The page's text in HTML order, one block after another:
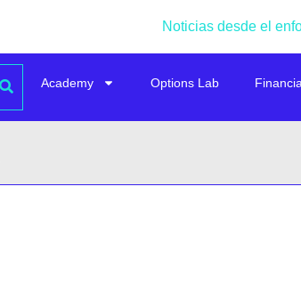
Noticias desde el
Academy Options Lab